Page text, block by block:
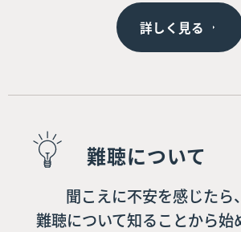
詳しく見る
難聴について
聞こえに不安を感じたら
難聴について知ることから始